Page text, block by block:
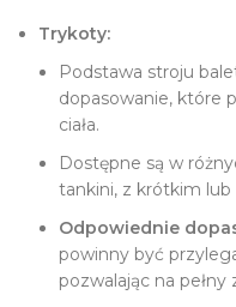
Trykoty:
Podstawa stroju
dopasowanie, które
ciała.
Dostępne są w
tankini, z krótkim lub
Odpowiednie
powinny być
pozwalając na pełny